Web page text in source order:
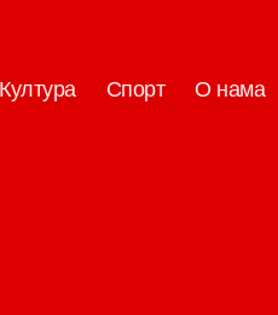
Култура Спорт О нама